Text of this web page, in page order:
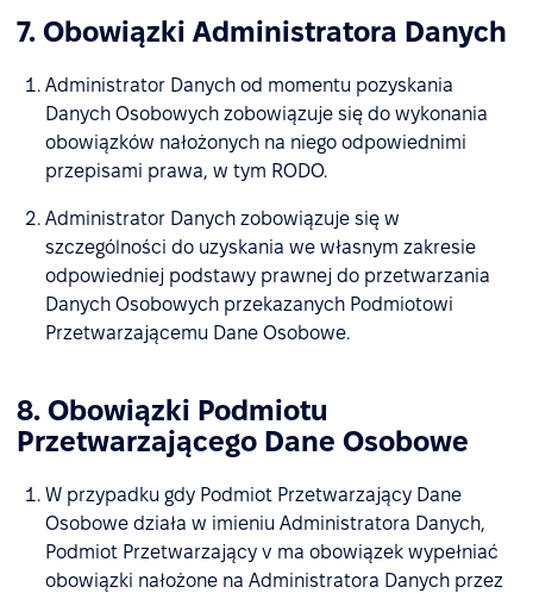
7. Obowiązki Administratora Danych
Administrator Danych od momentu pozyskania
Danych Osobowych zobowiązuje się do wykonania
obowiązków nałożonych na niego odpowiednimi
przepisami prawa, w tym RODO.
Administrator Danych zobowiązuje się w
szczególności do uzyskania we własnym zakresie
odpowiedniej podstawy prawnej do przetwarzania
Danych Osobowych przekazanych Podmiotowi
Przetwarzającemu Dane Osobowe.
8. Obowiązki Podmiotu
Przetwarzającego Dane Osobowe
W przypadku gdy Podmiot Przetwarzający Dane
Osobowe działa w imieniu Administratora Danych,
Podmiot Przetwarzający v ma obowiązek wypełniać
obowiązki nałożone na Administratora Danych przez